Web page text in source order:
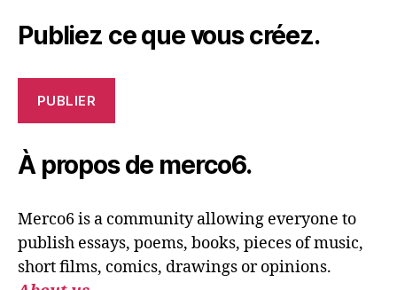
Publiez ce que vous créez.
PUBLIER
À propos de merco6.
Merco6 is a community allowing everyone to
publish essays, poems, books, pieces of music,
short films, comics, drawings or opinions.